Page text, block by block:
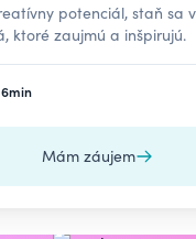
potenciál, staň sa
ktoré zaujmú a inšpirujú.
Mám záujem